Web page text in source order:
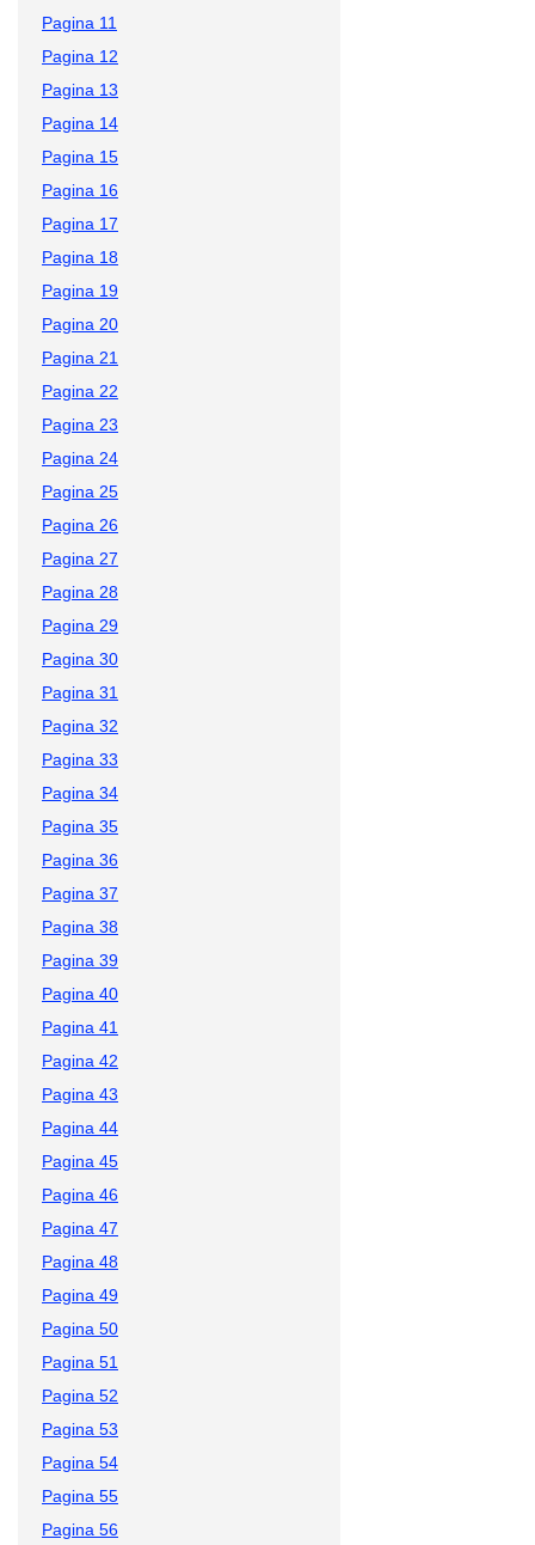
Pagina 11
Pagina 12
Pagina 13
Pagina 14
Pagina 15
Pagina 16
Pagina 17
Pagina 18
Pagina 19
Pagina 20
Pagina 21
Pagina 22
Pagina 23
Pagina 24
Pagina 25
Pagina 26
Pagina 27
Pagina 28
Pagina 29
Pagina 30
Pagina 31
Pagina 32
Pagina 33
Pagina 34
Pagina 35
Pagina 36
Pagina 37
Pagina 38
Pagina 39
Pagina 40
Pagina 41
Pagina 42
Pagina 43
Pagina 44
Pagina 45
Pagina 46
Pagina 47
Pagina 48
Pagina 49
Pagina 50
Pagina 51
Pagina 52
Pagina 53
Pagina 54
Pagina 55
Pagina 56